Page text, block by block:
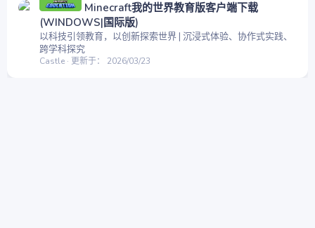
Minecraft我的世界教育版客户端下载
(WINDOWS|国际版)
以科技引领教育，以创新探索世界 | 沉浸式体验、协作式实践、
跨学科探究
Castle 更新于： 2026/03/23